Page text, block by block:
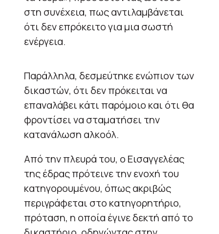
στη συνέχεια, πως αντιλαμβάνεται
ότι δεν επρόκειτο για μια σωστή
ενέργεια.
Παράλληλα, δεσμεύτηκε ενώπιον των
δικαστών, ότι δεν πρόκειται να
επαναλάβει κάτι παρόμοιο και ότι θα
φροντίσει να σταματήσει την
κατανάλωση αλκοόλ.
Από την πλευρά του, ο Εισαγγελέας
της έδρας πρότεινε την ενοχή του
κατηγορουμένου, όπως ακριβώς
περιγράφεται στο κατηγορητήριο,
πρόταση, η οποία έγινε δεκτή από το